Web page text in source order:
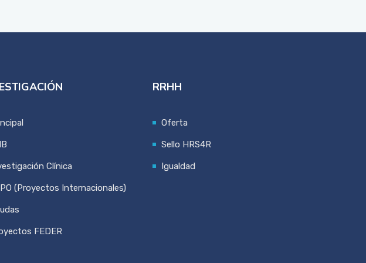
Clínica
(Proyectos Internacionales)
FEDER
RRHH
Oferta
Sello HRS4R
Igualdad